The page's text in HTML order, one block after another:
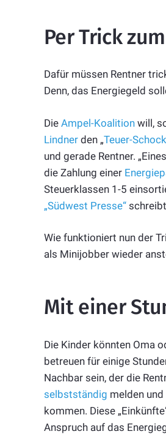
Per Trick
Dafür müssen Rentner
Denn, das Energiegeld
Die Ampel-Koalition will,
Lindner den „Teuer-Schock
und gerade Rentner.
die Zahlung einer
Steuerklassen 1-5
„Südwest Presse“
Wie funktioniert nun der
als Minijobber wieder
Mit einer
Die Kinder könnten Oma
betreuen für einige
Nachbar sein, der die
selbstständig melden
kommen. Diese
Anspruch auf das